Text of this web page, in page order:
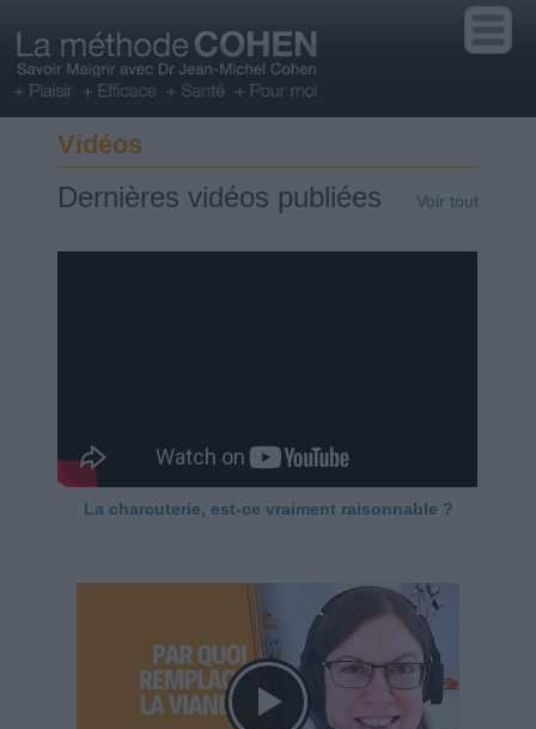
Vidéos
Dernières vidéos publiées Voir tout
La charcuterie, est-ce vraiment raisonnable ?